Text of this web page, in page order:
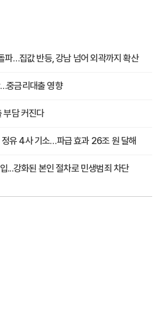
…집값 반등, 강남 넘어 외곽까지 확산
중금리대출 영향
부담 커진다
정유 4사 기소…파급 효과 26조 원 달해
...강화된 본인 절차로 민생범죄 차단